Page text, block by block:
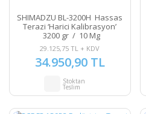
SHIMADZU BL-3200H Hassas
Terazi ‘Harici Kalibrasyon’
3200 gr / 10 Mg
29.125,75 TL + KDV
34.950,90 TL
Stoktan
Teslim